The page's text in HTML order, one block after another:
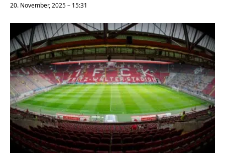
20. November, 2025 – 15:31